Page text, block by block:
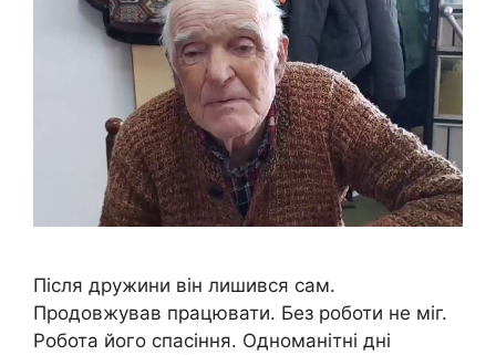
Після дружини він лишився сам.
Продовжував працювати. Без роботи не міг.
Робота його спасіння. Одноманітні дні